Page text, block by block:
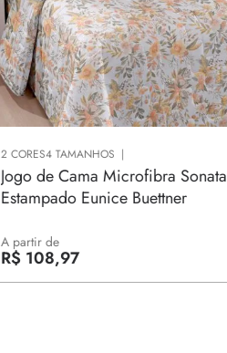
2 CORES4TAMANHOS
Jogo de Cama Microfibra Sonata
Estampado Eunice Buettner
A partir de
R$ 108,97